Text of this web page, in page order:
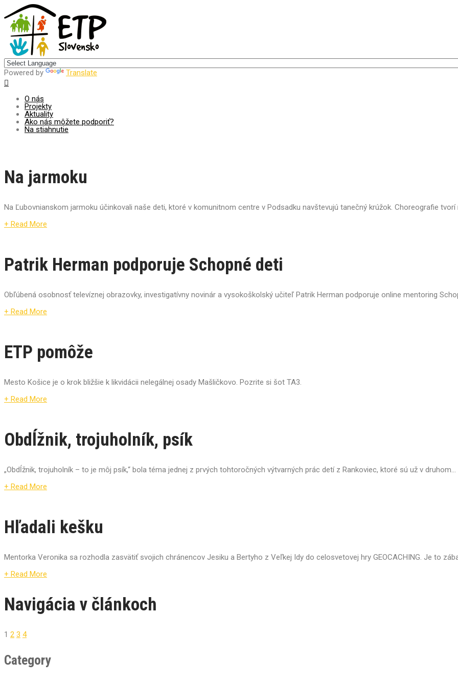
Powered by Translate
O nás
Projekty
Aktuality
Ako nás môžete podporiť?
Na stiahnutie
Na jarmoku
Na Ľubovnianskom jarmoku účinkovali naše deti, ktoré v komunitnom centre v Podsadku navštevujú tanečný krúžok. Choreografie tvorí
+ Read More
Patrik Herman podporuje Schopné deti
Obľúbená osobnosť televíznej obrazovky, investigatívny novinár a vysokoškolský učiteľ Patrik Herman podporuje online mentoring
+ Read More
ETP pomôže
Mesto Košice je o krok bližšie k likvidácii nelegálnej osady Mašličkovo. Pozrite si šot TA3.
+ Read More
Obdĺžnik, trojuholník, psík
„Obdĺžnik, trojuholník – to je môj psík,“ bola téma jednej z prvých tohtoročných výtvarných prác detí z Rankoviec, ktoré sú už v druhom...
+ Read More
Hľadali kešku
Mentorka Veronika sa rozhodla zasvätiť svojich chránencov Jesiku a Bertyho z Veľkej Idy do celosvetovej hry GEOCACHING. Je to
+ Read More
Navigácia v článkoch
1 2 3 4
Category